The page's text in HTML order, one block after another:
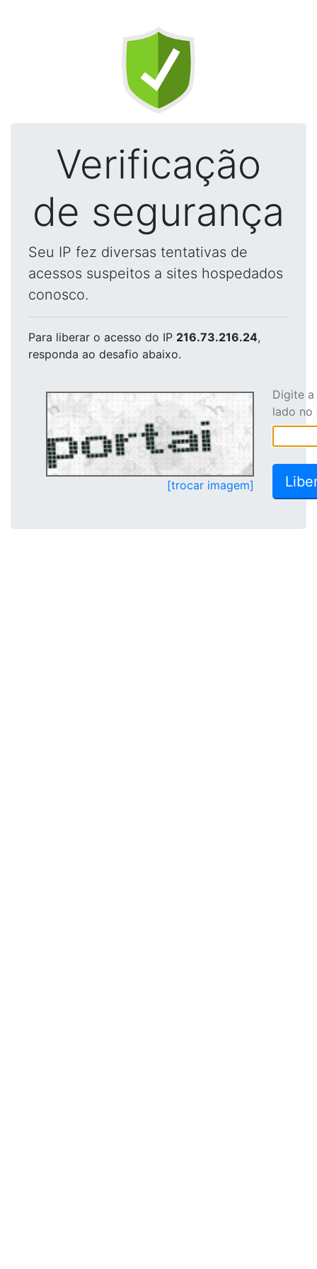
Verificação
de segurança
Seu IP fez diversas tentativas de
acessos suspeitos a sites hospedados
conosco.
Para liberar o acesso do IP 216.73.216.24,
responda ao desafio abaixo.
[trocar imagem]
Digite
lado no